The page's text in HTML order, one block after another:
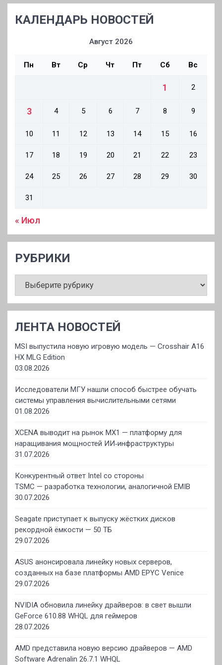
КАЛЕНДАРЬ НОВОСТЕЙ
Август 2026
Пн Вт Ср Чт Пт Сб Вс
1 2
3 4 5 6 7 8 9
10 11 12 13 14 15 16
17 18 19 20 21 22 23
24 25 26 27 28 29 30
31
« Июл
РУБРИКИ
ЛЕНТА НОВОСТЕЙ
MSI выпустила новую игровую модель — Crosshair A16
HX MLG Edition
03.08.2026
Исследователи МГУ нашли способ быстрее обучать
системы управления вычислительными сетями
01.08.2026
XCENA выводит на рынок MX1 — платформу для
наращивания мощностей ИИ‑инфраструктуры
31.07.2026
Конкурентный ответ Intel со стороны
TSMC — разработка технологии, аналогичной EMIB
30.07.2026
Seagate приступает к выпуску жёстких дисков
рекордной ёмкости — 50 ТБ
29.07.2026
ASUS анонсировала линейку новых серверов,
созданных на базе платформы AMD EPYC Venice
29.07.2026
NVIDIA обновила линейку драйверов: в свет вышли
GeForce 610.88 WHQL для геймеров
28.07.2026
AMD представила новую версию драйверов — AMD
Software Adrenalin 26.7.1 WHQL